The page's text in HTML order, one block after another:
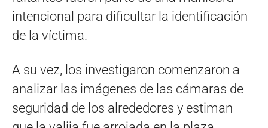
intencional para dificultar la identificación
de la víctima.
A su vez, los investigaron comenzaron a
analizar las imágenes de las cámaras de
seguridad de los alrededores y estiman